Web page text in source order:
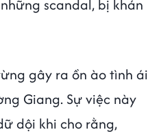
scandal, bị khán
gây ra ồn ào tình ái
Giang. Sự việc này
dội khi cho rằng,